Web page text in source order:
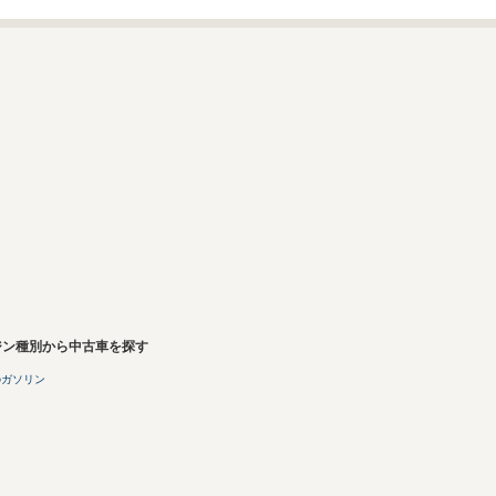
ン種別から中古車を探す
ソリン